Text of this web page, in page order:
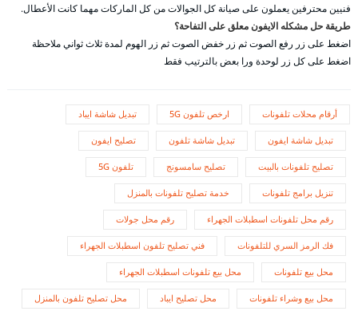
فنيين محترفين يعملون على صيانة كل الجوالات من كل الماركات مهما كانت الأعطال.
طريقة حل مشكله الايفون معلق على التفاحة؟
اضغط على زر رفع الصوت ثم زر خفض الصوت ثم زر الهوم لمدة ثلاث ثواني ملاحظة
اضغط على كل زر لوحدة ورا بعض بالترتيب فقط
أرقام محلات تلفونات ارخص تلفون 5G تبديل شاشة ايباد
تبديل شاشة ايفون تبديل شاشة تلفون تصليح ايفون
تصليح تلفونات بالبيت تصليح سامسونج تلفون 5G
تنزيل برامج تلفونات خدمة تصليح تلفونات بالمنزل
رقم محل تلفونات اسطبلات الجهراء رقم محل جولات
فك الرمز السري للتلفونات فني تصليح تلفون اسطبلات الجهراء
محل بيع تلفونات محل بيع تلفونات اسطبلات الجهراء
محل بيع وشراء تلفونات محل تصليح ايباد محل تصليح تلفون بالمنزل